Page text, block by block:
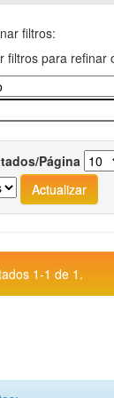
filtros:
filtros para refinar
Página
1-1 de 1.